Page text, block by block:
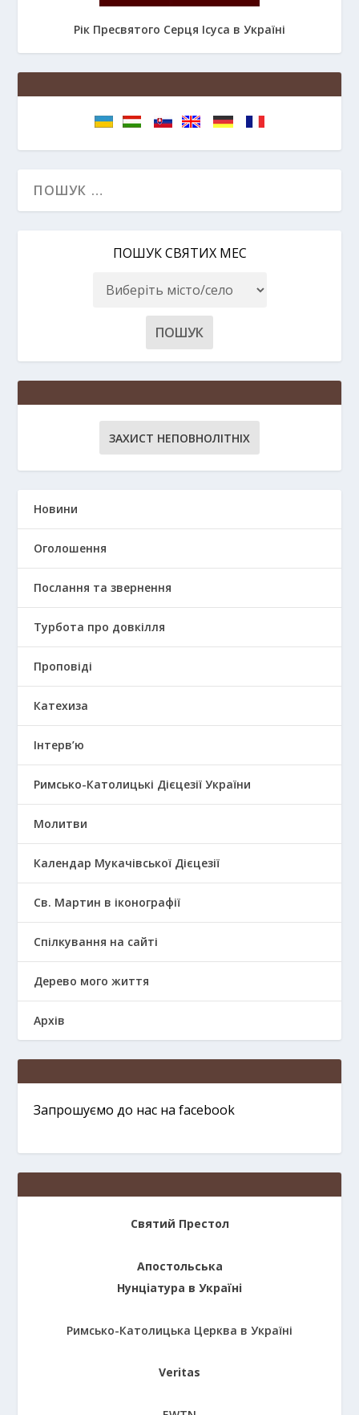
Рік Пресвятого Серця Ісуса в Україні
ПОШУК СВЯТИХ МЕС
ЗАХИСТ НЕПОВНОЛІТНІХ
Новини
Оголошення
Послання та звернення
Турбота про довкілля
Проповіді
Катехиза
Інтерв’ю
Римсько-Католицькі Дієцезії України
Молитви
Календар Мукачівської Дієцезії
Св. Мартин в іконографії
Спілкування на сайті
Дерево мого життя
Архів
Запрошуємо до нас на facebook
Святий Престол
Апостольська
Нунціатура в Україні
Римсько-Католицька Церква в Україні
Veritas